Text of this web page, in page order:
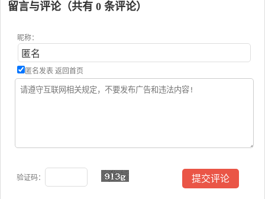
留言与评论（共有 0 条评论）
昵称：
匿名发表 返回首页
验证码：